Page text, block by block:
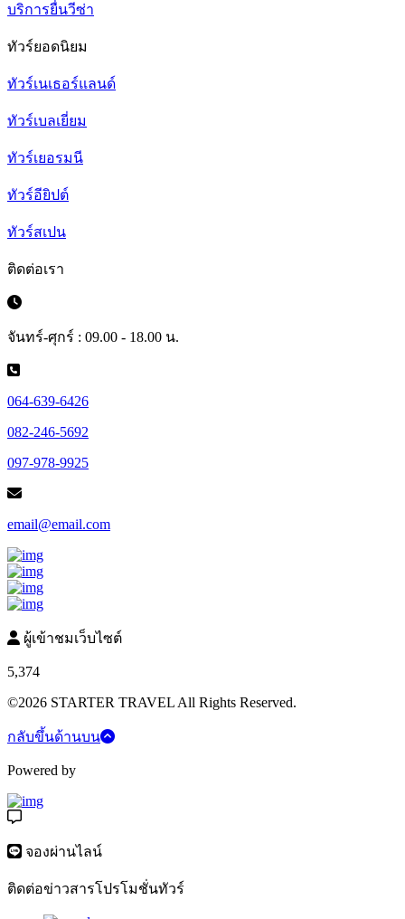
บริการยื่นวีซ่า
ทัวร์ยอดนิยม
ทัวร์เนเธอร์แลนด์
ทัวร์เบลเยี่ยม
ทัวร์เยอรมนี
ทัวร์อียิปต์
ทัวร์สเปน
ติดต่อเรา
จันทร์-ศุกร์ : 09.00 - 18.00 น.
064-639-6426
082-246-5692
097-978-9925
email@email.com
ผู้เข้าชมเว็บไซต์
5,374
©2026 STARTER TRAVEL All Rights Reserved.
กลับขึ้นด้านบน
Powered by
จองผ่านไลน์
ติดต่อข่าวสารโปรโมชั่นทัวร์